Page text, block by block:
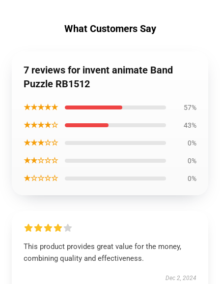
What Customers Say
7 reviews for invent animate Band
Puzzle RB1512
★★★★★ 57%
★★★★☆ 43%
★★★☆☆ 0%
★★☆☆☆ 0%
★☆☆☆☆ 0%
This product provides great value for the money,
combining quality and effectiveness.
Dec 2, 2024